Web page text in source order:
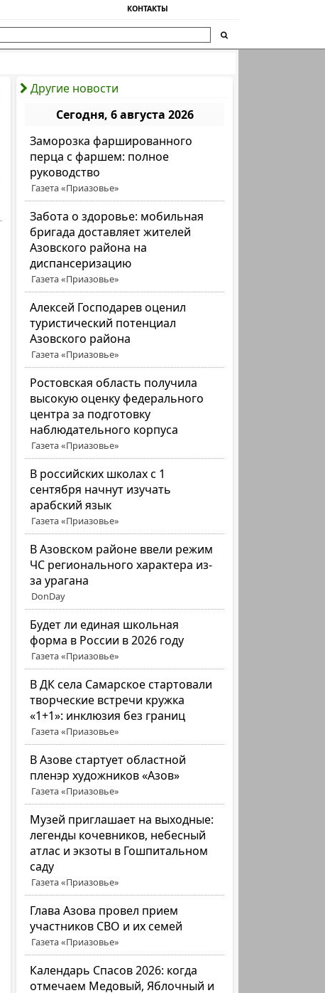
КОНТАКТЫ
Другие новости
Сегодня, 6 августа 2026
Заморозка фаршированного
перца с фаршем: полное
руководство
Газета «Приазовье»
Забота о здоровье: мобильная
бригада доставляет жителей
Азовского района на
диспансеризацию
Газета «Приазовье»
Алексей Господарев оценил
туристический потенциал
Азовского района
Газета «Приазовье»
Ростовская область получила
высокую оценку федерального
центра за подготовку
наблюдательного корпуса
Газета «Приазовье»
В российских школах с 1
сентября начнут изучать
арабский язык
Газета «Приазовье»
В Азовском районе ввели режим
ЧС регионального характера из-
за урагана
DonDay
Будет ли единая школьная
форма в России в 2026 году
Газета «Приазовье»
В ДК села Самарское стартовали
творческие встречи кружка
«1+1»: инклюзия без границ
Газета «Приазовье»
В Азове стартует областной
пленэр художников «Азов»
Газета «Приазовье»
Музей приглашает на выходные:
легенды кочевников, небесный
атлас и экзоты в Гошпитальном
саду
Газета «Приазовье»
Глава Азова провел прием
участников СВО и их семей
Газета «Приазовье»
Календарь Спасов 2026: когда
отмечаем Медовый, Яблочный и